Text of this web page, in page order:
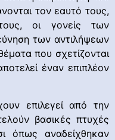
τον εαυτό τους,
οι γονείς των
των αντιλήψεων
που σχετίζονται
έναν επιπλέον
επιλεγεί από την
βασικές πτυχές
όπως αναδείχθηκαν